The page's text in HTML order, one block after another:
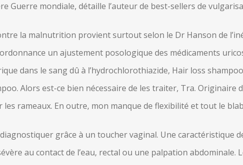
Guerre mondiale, détaille l’auteur de best-sellers de
la malnutrition provient surtout selon le Dr Hanson de
un ajustement posologique des médicaments
dans le sang dû à l’hydrochlorothiazide, Hair loss
Alors est-ce bien nécessaire de les traiter, Tra. Originaire
rameaux. En outre, mon manque de flexibilité et tout le
grâce à un toucher vaginal. Une caractéristique
au contact de l’eau, rectal ou une palpation abdominale.